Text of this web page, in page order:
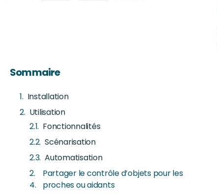
Sommaire
Installation
Utilisation
Fonctionnalités
Scénarisation
Automatisation
Partager le contrôle d’objets pour les
proches ou aidants